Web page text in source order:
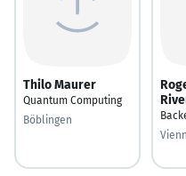
Thilo Maurer
Quantum Computing
Böblingen